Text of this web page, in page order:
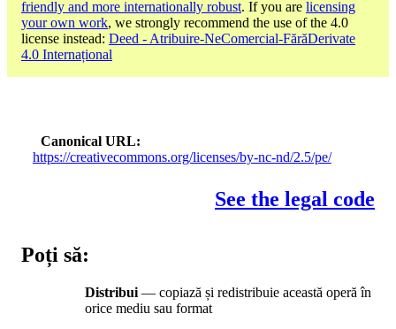
friendly and more internationally robust. If you are licensing
your own work, we strongly recommend the use of the 4.0
license instead: Deed - Atribuire-NeComercial-FărăDerivate
4.0 Internațional
Canonical URL
https://creativecommons.org/licenses/by-nc-nd/2.5/pe/
See the legal code
Poți să:
Distribui — copiază și redistribuie această operă în
orice mediu sau format